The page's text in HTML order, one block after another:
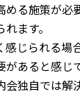
る施策が
ます。
じられる
あると感じ
独自では解